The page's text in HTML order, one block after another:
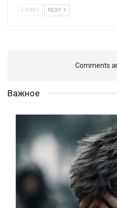
PREV NEXT
Comments
Важное